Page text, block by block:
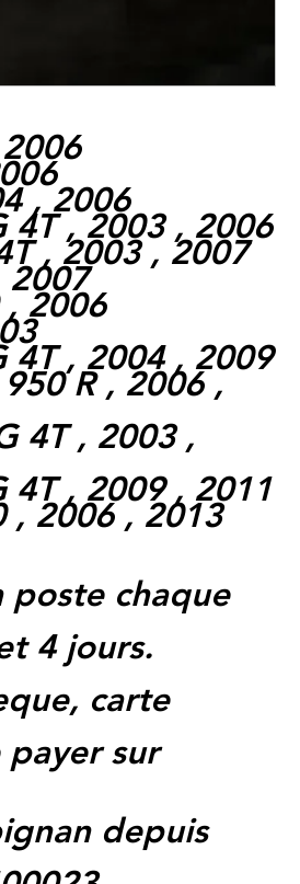
, 2006
4T , 2003 , 2006
, 2003 , 2007
2007
, 2006
4T , 2004 , 2009
R , 2006 ,
4T , 2003 ,
4T , 2009 , 2011
, 2006 , 2013
chaque
4 jours.
carte
sur
depuis